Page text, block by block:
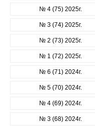
№ 4 (75) 2025г.
№ 3 (74) 2025г.
№ 2 (73) 2025г.
№ 1 (72) 2025г.
№ 6 (71) 2024г.
№ 5 (70) 2024г.
№ 4 (69) 2024г.
№ 3 (68) 2024г.